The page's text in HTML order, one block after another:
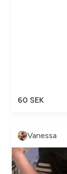
60 SEK
Vanessa